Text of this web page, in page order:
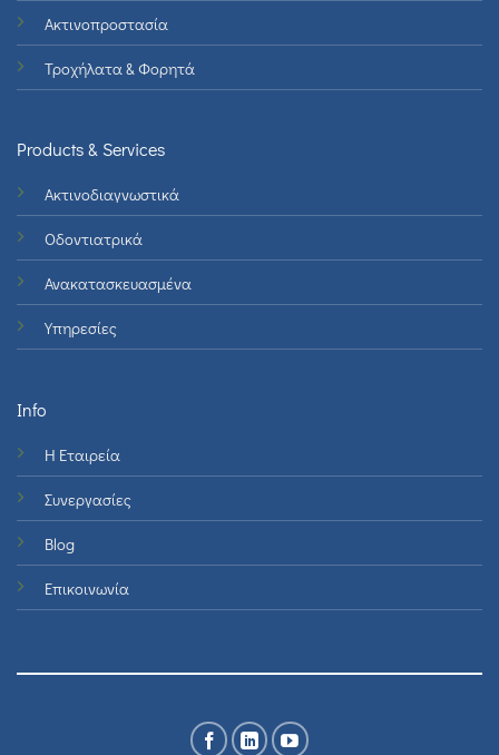
Ακτινοπροστασία
Τροχήλατα & Φορητά
Products & Services
Ακτινοδιαγνωστικά
Οδοντιατρικά
Ανακατασκευασμένα
Υπηρεσίες
Info
Η Εταιρεία
Συνεργασίες
Blog
Επικοινωνία